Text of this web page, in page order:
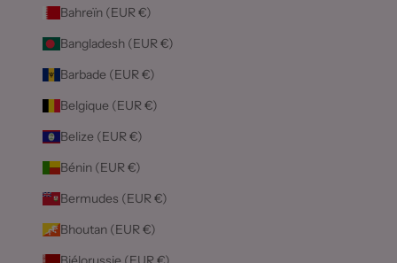
Bahreïn (EUR €)
Bangladesh (EUR €)
Barbade (EUR €)
Belgique (EUR €)
Belize (EUR €)
Bénin (EUR €)
Bermudes (EUR €)
Bhoutan (EUR €)